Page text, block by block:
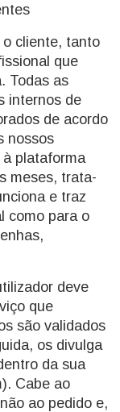
o cliente, tanto
que
Todas as
internos de
de acordo
nossos
plataforma
meses, trata-
e traz
como para o
deve
que
são validados
os divulga
da sua
Cabe ao
ao pedido e,